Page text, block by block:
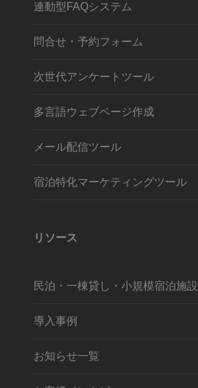
連動型FAQシステム
問合せ・予約フォーム
次世代アンケートツール
多言語ウェブページ作成
メール配信ツール
宿泊特化マーケティングツール
リソース
民泊・一棟貸し・小規模宿泊施設
導入事例
お知らせ一覧